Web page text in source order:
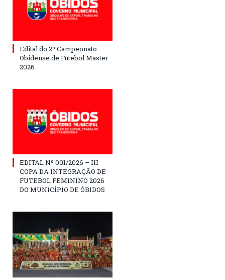
Edital do 2º Campeonato
Obidense de Futebol Master
2026
EDITAL Nº 001/2026 – III
COPA DA INTEGRAÇÃO DE
FUTEBOL FEMININO 2026
DO MUNICÍPIO DE ÓBIDOS